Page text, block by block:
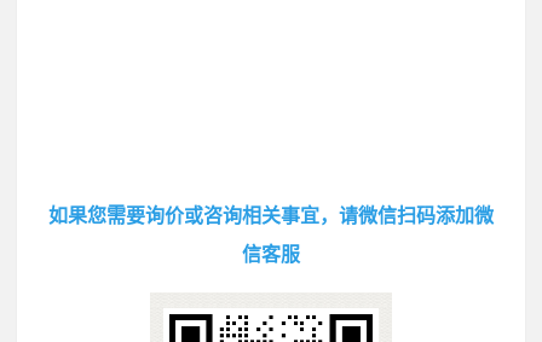
如果您需要询价或咨询相关事宜，请微信扫码添加微
信客服